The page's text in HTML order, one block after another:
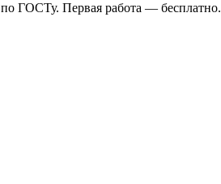
ГОСТу. Первая работа — бесплатно.